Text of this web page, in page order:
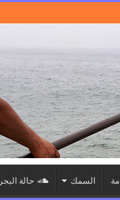
السمك حالة البحر